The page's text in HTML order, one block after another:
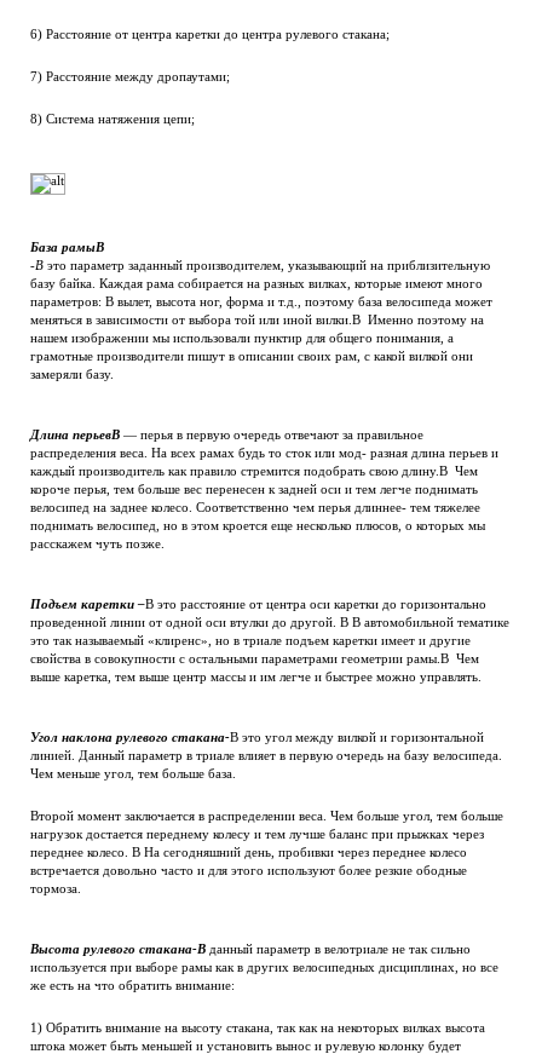
6) Расстояние от центра каретки до центра рулевого стакана;
7) Расстояние между дропаутами;
8) Система натяжения цепи;
База рамыВ
-В это параметр заданный производителем, указывающий на приблизительную
базу байка. Каждая рама собирается на разных вилках, которые имеют много
параметров: В вылет, высота ног, форма и т.д., поэтому база велосипеда может
меняться в зависимости от выбора той или иной вилки.В Именно поэтому на
нашем изображении мы использовали пунктир для общего понимания, а
грамотные производители пишут в описании своих рам, с какой вилкой они
замеряли базу.
Длина перьевВ — перья в первую очередь отвечают за правильное
распределения веса. На всех рамах будь то сток или мод- разная длина перьев и
каждый производитель как правило стремится подобрать свою длину.В Чем
короче перья, тем больше вес перенесен к задней оси и тем легче поднимать
велосипед на заднее колесо. Соответственно чем перья длиннее- тем тяжелее
поднимать велосипед, но в этом кроется еще несколько плюсов, о которых мы
расскажем чуть позже.
Подъем каретки –В это расстояние от центра оси каретки до горизонтально
проведенной линии от одной оси втулки до другой. В В автомобильной тематике
это так называемый «клиренс», но в триале подъем каретки имеет и другие
свойства в совокупности с остальными параметрами геометрии рамы.В Чем
выше каретка, тем выше центр массы и им легче и быстрее можно управлять.
Угол наклона рулевого стакана-В это угол между вилкой и горизонтальной
линией. Данный параметр в триале влияет в первую очередь на базу велосипеда.
Чем меньше угол, тем больше база.
Второй момент заключается в распределении веса. Чем больше угол, тем больше
нагрузок достается переднему колесу и тем лучше баланс при прыжках через
переднее колесо. В На сегодняшний день, пробивки через переднее колесо
встречается довольно часто и для этого используют более резкие ободные
тормоза.
Высота рулевого стакана-В данный параметр в велотриале не так сильно
используется при выборе рамы как в других велосипедных дисциплинах, но все
же есть на что обратить внимание:
1) Обратить внимание на высоту стакана, так как на некоторых вилках высота
штока может быть меньшей и установить вынос и рулевую колонку будет